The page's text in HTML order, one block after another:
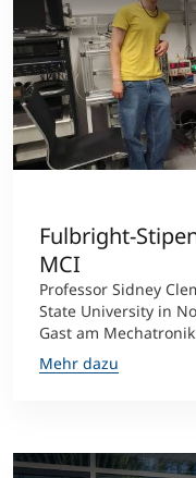
Fulbright-
MCI
Professor Sidney
State University in
Gast am
Mehr dazu